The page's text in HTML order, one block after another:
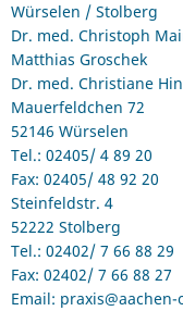
Würselen / Stolberg
Dr. med. Christoph
Matthias Groschek
Dr. med. Christiane
Mauerfeldchen 72
52146 Würselen
Tel.: 02405/ 4 89 20
Fax: 02405/ 48 92 20
Steinfeldstr. 4
52222 Stolberg
Tel.: 02402/ 7 66 88 29
Fax: 02402/ 7 66 88 27
Email: